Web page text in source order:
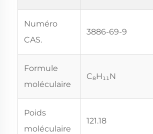
Numéro
CAS.
3886-69-9
Formule
moléculaire
C₈H₁₁N
Poids
moléculaire
121.18